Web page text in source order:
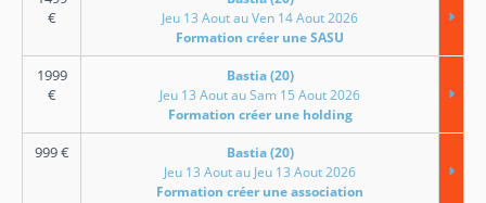
€
Jeu 13 Aout au Ven 14 Aout 2026
Formation créer une SASU
1999
€
Bastia (20)
Jeu 13 Aout au Sam 15 Aout 2026
Formation créer une holding
999€
Bastia (20)
Jeu 13 Aout au Jeu 13 Aout 2026
Formation créer une association